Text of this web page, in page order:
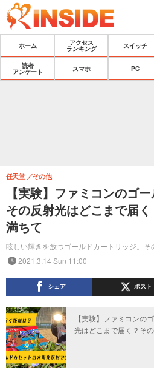
ホーム
アクセス
ランキング
スイッチ
読者
アンケート
スマホ PC
【実験】ファミコンのゴ
その反射光はどこまで届
満ちて
眩しい輝きを放つゴールドカートリッジ。そ
任天堂 その他
2021.3.14 Sun 11:00
シェア ポスト
【実験】ファミコンの
光はどこまで届く？そ